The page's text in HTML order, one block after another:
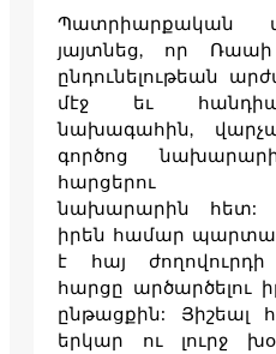
Պատրիարքական
յայտնեց, որ
ընդունելութեան
մէջ եւ
նախագահին,
գործոց
հարցերու
նախարարին
իրեն համար
է հայ
հարցը արծարծելու
ընթացքին: Յիշեալ
երկար ու լուրջ